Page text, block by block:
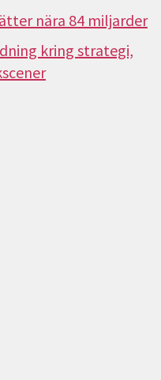
nära 84 miljarder
kring strategi,